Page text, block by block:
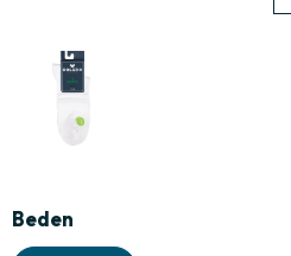
Beden